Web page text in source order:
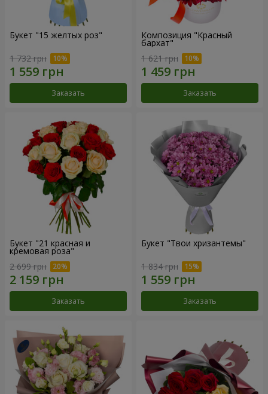
Букет "15 желтых роз"
1 732 грн
Заказать
Композиция "Красный
бархат"
1 621 грн
Заказать
Букет "21 красная и
кремовая роза"
2 699 грн
Заказать
Букет "Твои хризантемы"
1 834 грн
Заказать